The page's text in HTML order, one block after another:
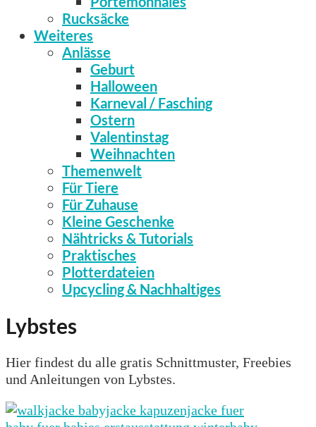
Rucksäcke
Weiteres
Anlässe
Geburt
Halloween
Karneval / Fasching
Ostern
Valentinstag
Weihnachten
Themenwelt
Für Tiere
Für Zuhause
Kleine Geschenke
Nähtricks & Tutorials
Praktisches
Plotterdateien
Upcycling & Nachhaltiges
Lybstes
Hier findest du alle gratis Schnittmuster, Freebies
und Anleitungen von Lybstes.